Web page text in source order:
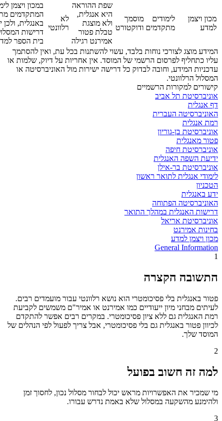
מכון ויצמן
למדע
לימודים
מתקדמים
מוסמך
ודוקטורט
שפת ההוראה
היא אנגלית,
ולא מוצגת
טבלת פטור
אמירנט רגילה
לא
רלוונטי
במכון ויצמן
המתקדמים
באנגלית,
דרישות
בית הספר
המידע מוצג לצורכי נוחות בלבד, עשוי להשתנות בכל עת, ואין להסתמך
עליו כתחליף לפרסום הרשמי של המוסד. אין אחריות על דיוק, שלמות או
עדכניות המידע, וחובה לבדוק כל דרישה ישירות מול האוניברסיטה או
המסלול הרלוונטי.
קישורים למקורות הרשמיים
אוניברסיטת תל אביב
דף אנגלית
האוניברסיטה העברית
רמת אנגלית
אוניברסיטת בן-גוריון
פטור מאנגלית
אוניברסיטת חיפה
ידיעת השפה האנגלית
אוניברסיטת בר-אילן
לימודי אנגלית לתואר ראשון
הטכניון
ידע באנגלית
האוניברסיטה הפתוחה
דרישות האנגלית במהלך התואר
אוניברסיטת אריאל
בחינות אמירנט
מכון ויצמן למדע
General Information
1
התשובה הקצרה
פטור באנגלית בלי פסיכומטרי הוא נושא רלוונטי עבור מועמדים רבים.
לעיתים מבחני מיון ייעודיים כמו אמירנט או אמיר"ם משמשים לקביעת
רמת האנגלית גם ללא ציון פסיכומטרי. במקרים רבים אפשר להתקדם
לכיוון פטור באנגלית גם בלי פסיכומטרי, אבל צריך לפעול לפי הנהלים של
המוסד שלך.
2
למה זה חשוב בפועל
מי שמכיר את האפשרויות מראש יכול לבחור מסלול נכון, לחסוך זמן
ולהימנע מהשקעה במסלול שלא באמת נדרש עבורו.
3